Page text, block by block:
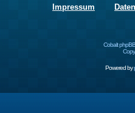
Impressum
Cobalt
Powered by